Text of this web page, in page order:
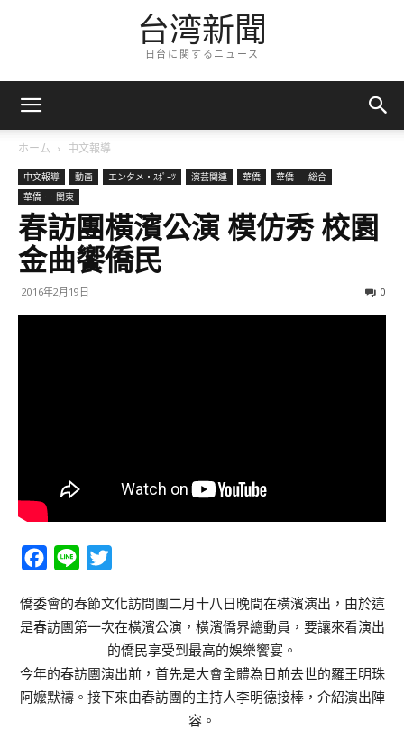
台湾新聞
日台に関するニュース
ホーム 中文報導
中文報導 動画 エンタメ・ｽﾎﾟｰﾂ 演芸関連 華僑
華僑 — 総合
華僑 ー 関東
春訪團橫濱公演 模仿秀 校園
金曲饗僑民
2016年2月19日 0
Facebook
Line
僑委會的春節文化訪問團二月十八日晚間在橫濱演出，由於這
是春訪團第一次在橫濱公演，橫濱僑界總動員，要讓來看演出
的僑民享受到最高的娛樂饗宴。
今年的春訪團演出前，首先是大會全體為日前去世的羅王明珠
阿嬤默禱。接下來由春訪團的主持人李明德接棒，介紹演出陣
容。